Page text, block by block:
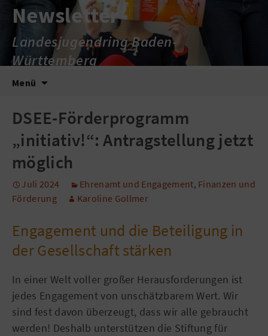
Newsletter
Landesjugendring Baden-
Württemberg
Menü
springen
DSEE-Förderprogramm
„initiativ!“: Antragstellung jetzt
möglich
Juli 2024 Ehrenamt und Engagement, Finanzen und
Förderung
Karoline Gollmer
Engagement und die Beteiligung in
der Gesellschaft stärken
In einer Welt voller großer Herausforderungen ist
jedes Engagement von unschätzbarem Wert. Wir
sind fest davon überzeugt, dass wir alle gebraucht
werden! Deshalb unterstützen die Stiftung für